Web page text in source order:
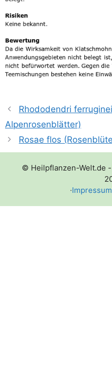
Rhododendri
Alpenrosenblätter)
Rosae flos
© Heilpflanzen-Welt.de
·Impressum